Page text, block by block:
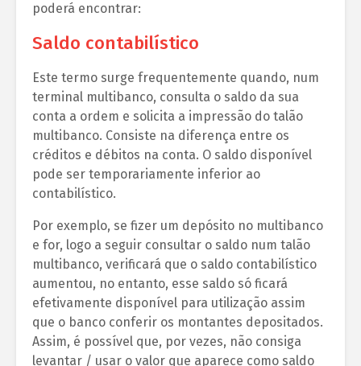
poderá encontrar:
Saldo contabilístico
Este termo surge frequentemente quando, num
terminal multibanco, consulta o saldo da sua
conta a ordem e solicita a impressão do talão
multibanco. Consiste na diferença entre os
créditos e débitos na conta. O saldo disponível
pode ser temporariamente inferior ao
contabilístico.
Por exemplo, se fizer um depósito no multibanco
e for, logo a seguir consultar o saldo num talão
multibanco, verificará que o saldo contabilístico
aumentou, no entanto, esse saldo só ficará
efetivamente disponível para utilização assim
que o banco conferir os montantes depositados.
Assim, é possível que, por vezes, não consiga
levantar / usar o valor que aparece como saldo